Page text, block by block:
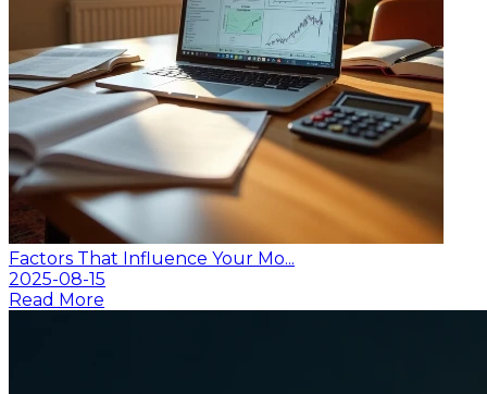
Factors That Influence Your Mo...
2025-08-15
Read More